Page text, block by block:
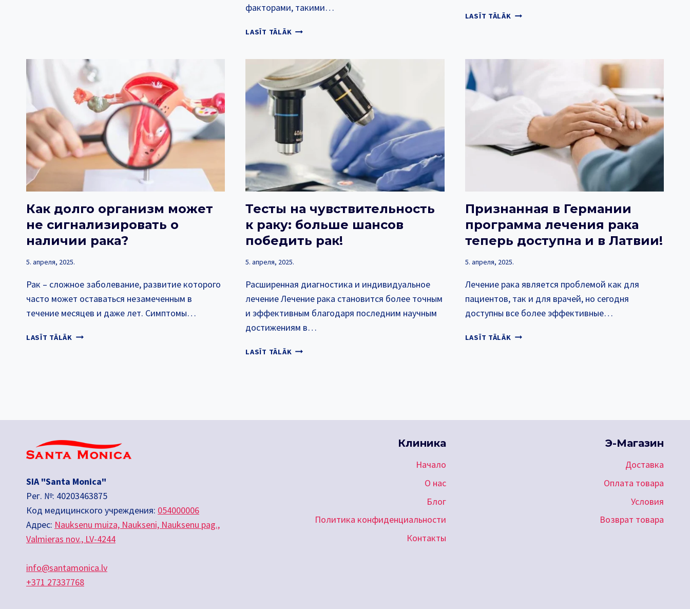
факторами, такими…
LASĪT TĀLĀK ТОП-10:
ДИАГНОСТИРУЕМЫЕ
ВИДЫ
РАКА
В
ЛАТВИИ
LASĪT TĀLĀK ЯВЛЯЮТСЯ
РАКА
Как долго организм может
не сигнализировать о
наличии рака?
5. апреля, 2025.
Рак – сложное заболевание, развитие которого
часто может оставаться незамеченным в
течение месяцев и даже лет. Симптомы…
LASĪT TĀLĀK КАК
Тесты на чувствительность
к раку: больше шансов
победить рак!
5. апреля, 2025.
Расширенная диагностика и индивидуальное
лечение Лечение рака становится более точным
и эффективным благодаря последним научным
достижениям в…
LASĪT TĀLĀK ТЕСТЫ
ШАНСОВ
Признанная в Германии
программа лечения рака
теперь доступна и в Латвии!
5. апреля, 2025.
Лечение рака является проблемой как для
пациентов, так и для врачей, но сегодня
доступны все более эффективные…
LASĪT TĀLĀK ПРИЗНАННАЯ
SIA "Santa Monica"
Рег. №: 40203463875
Код медицинского учреждения: 054000006
Адрес: Nauksenu muiza, Naukseni, Nauksenu pag.,
Valmieras nov., LV-4244
info@santamonica.lv
+371 27337768
Клиника
Начало
О нас
Блог
Политика конфиденциальности
Контакты
Э-Магазин
Доставка
Оплата товара
Условия
Возврат товара